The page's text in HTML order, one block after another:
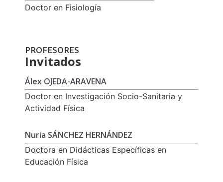
Doctor en Fisiología
PROFESORES
Invitados
Álex OJEDA-ARAVENA
Doctor en Investigación Socio-Sanitaria y
Actividad Física
Nuria SÁNCHEZ HERNÁNDEZ
Doctora en Didácticas Específicas en
Educación Física